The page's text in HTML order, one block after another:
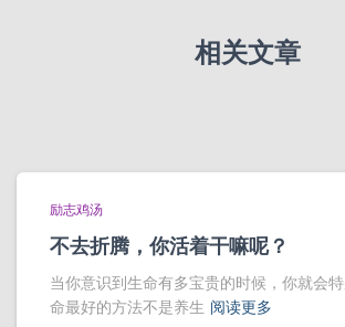
相关文章
励志鸡汤
不去折腾，你活着干嘛呢？
当你意识到生命有多宝贵的时候，你就会
命最好的方法不是养生 阅读更多